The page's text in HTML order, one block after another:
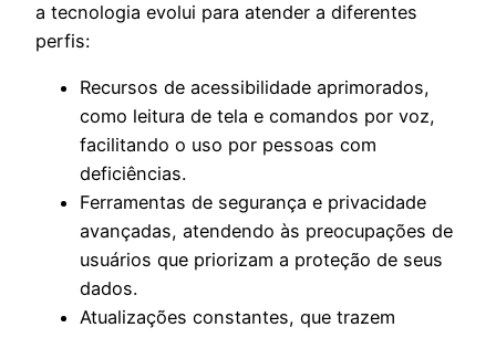
a tecnologia evolui para atender a diferentes
perfis:
Recursos de acessibilidade aprimorados,
como leitura de tela e comandos por voz,
facilitando o uso por pessoas com
deficiências.
Ferramentas de segurança e privacidade
avançadas, atendendo às preocupações de
usuários que priorizam a proteção de seus
dados.
Atualizações constantes, que trazem